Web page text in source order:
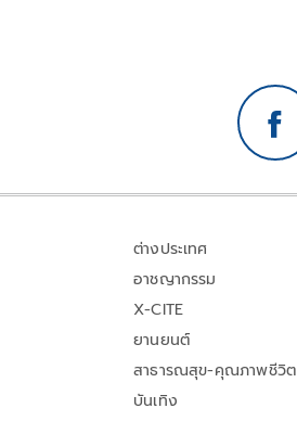
ต่างประเทศ
อาชญากรรม
X-CITE
ยานยนต์
สาธารณสุข-คุณภาพชีวิต
บันเทิง